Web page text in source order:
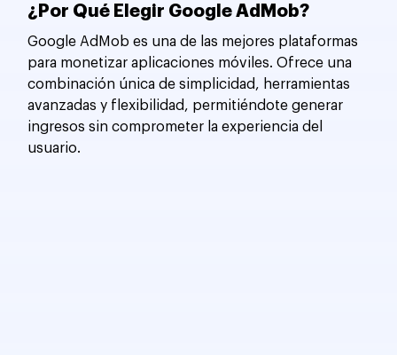
¿Por Qué Elegir Google AdMob?
Google AdMob es una de las mejores plataformas
para monetizar aplicaciones móviles. Ofrece una
combinación única de simplicidad, herramientas
avanzadas y flexibilidad, permitiéndote generar
ingresos sin comprometer la experiencia del
usuario.